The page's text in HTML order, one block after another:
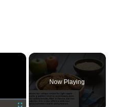
×
Now Playing